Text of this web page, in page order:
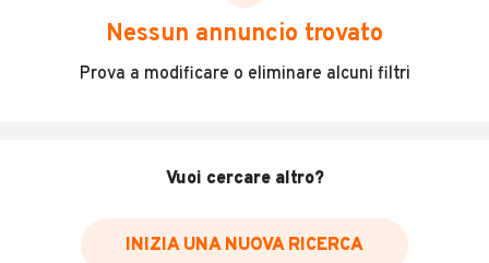
scegliere in modo trasparente e sicuro, come:
Incidenti in cui è stato coinvolto il veicolo
Data e luogo delle revisioni effettuate
Nessun annuncio trovato
Prova a modificare o eliminare alcuni filtri
Vuoi cercare altro?
INIZIA UNA NUOVA RICERCA